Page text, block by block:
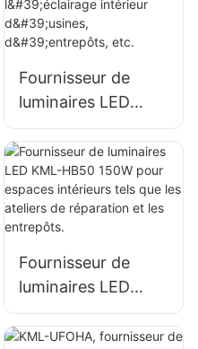
d'entrepôts, etc.
Fournisseur de
luminaires LED
KML-HB50 100W
pour l'éclairage
intérieur d'usines,
d'entrepôts, etc.
Fournisseur de
luminaires LED
KML-HB50 150W
pour espaces